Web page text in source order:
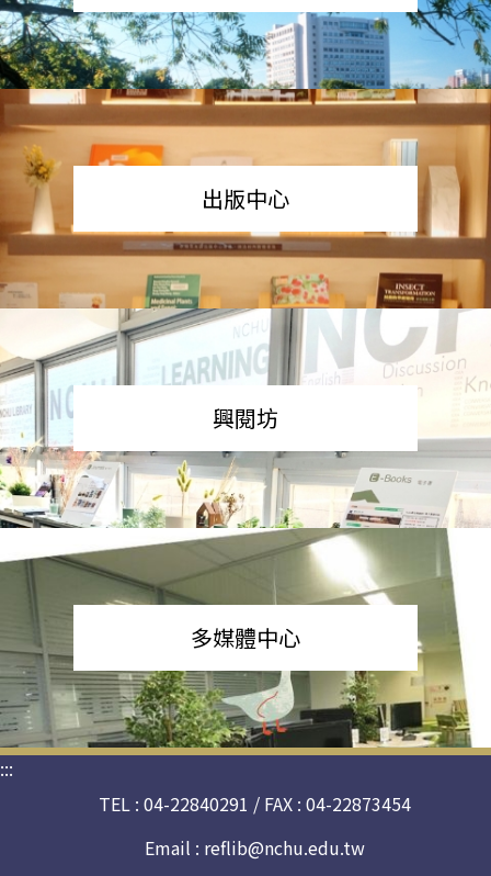
出版中心
興閱坊
多媒體中心
:::
TEL : 04-22840291 / FAX : 04-22873454
Email : reflib@nchu.edu.tw